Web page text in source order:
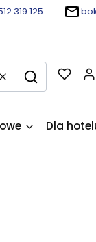
319 125
WyczyśćSzukaj
Dla